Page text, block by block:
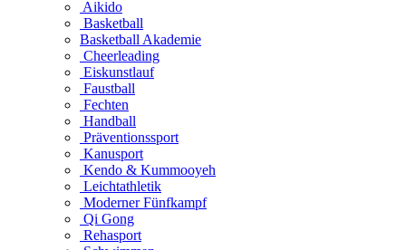
Aikido
Basketball
Basketball Akademie
Cheerleading
Eiskunstlauf
Faustball
Fechten
Handball
Präventionssport
Kanusport
Kendo & Kummooyeh
Leichtathletik
Moderner Fünfkampf
Qi Gong
Rehasport